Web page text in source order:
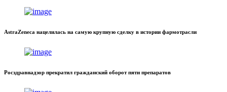
AstraZeneca нацелилась на самую крупную сделку в истории фармотрасли
Росздравнадзор прекратил гражданский оборот пяти препаратов